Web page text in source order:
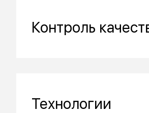
Контроль
Технологии